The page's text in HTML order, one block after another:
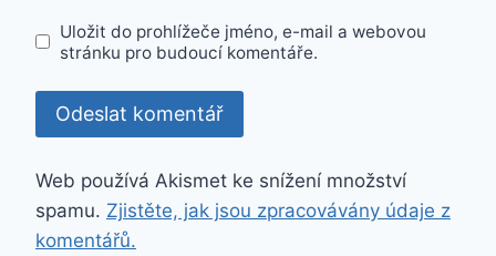
Uložit do prohlížeče jméno, e-mail a webovou
stránku pro budoucí komentáře.
Web používá Akismet ke snížení množství
spamu. Zjistěte, jak jsou zpracovávány údaje z
komentářů.